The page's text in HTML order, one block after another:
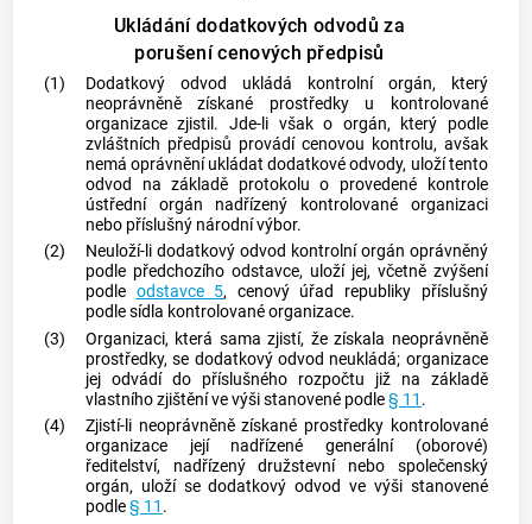
Ukládání dodatkových odvodů za
porušení cenových předpisů
(1)
Dodatkový odvod ukládá kontrolní orgán, který
neoprávněně získané prostředky u kontrolované
organizace zjistil. Jde-li však o orgán, který podle
zvláštních předpisů provádí cenovou kontrolu, avšak
nemá oprávnění ukládat dodatkové odvody, uloží tento
odvod na základě protokolu o provedené kontrole
ústřední orgán nadřízený kontrolované organizaci
nebo příslušný národní výbor.
(2)
Neuloží-li dodatkový odvod kontrolní orgán oprávněný
podle předchozího odstavce, uloží jej, včetně zvýšení
podle odstavce 5, cenový úřad republiky příslušný
podle sídla kontrolované organizace.
(3)
Organizaci, která sama zjistí, že získala neoprávněně
prostředky, se dodatkový odvod neukládá; organizace
jej odvádí do příslušného rozpočtu již na základě
vlastního zjištění ve výši stanovené podle§ 11 .
(4)
Zjistí-li neoprávněně získané prostředky kontrolované
organizace její nadřízené generální (oborové)
ředitelství, nadřízený družstevní nebo společenský
orgán, uloží se dodatkový odvod ve výši stanovené
podle§ 11 .